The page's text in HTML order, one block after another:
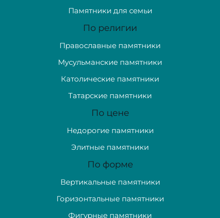
Памятники для семьи
По религии
Православные памятники
Мусульманские памятники
Католические памятники
Татарские памятники
По цене
Недорогие памятники
Элитные памятники
По форме
Вертикальные памятники
Горизонтальные памятники
Фигурные памятники